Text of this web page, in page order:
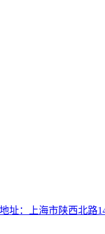
址：上海市陕西北路